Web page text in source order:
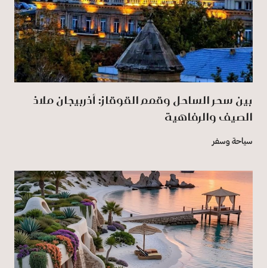
بين سحر الساحل وقمم القوقاز: أذربيجان ملاذ
الصيف والرفاهية
سياحة وسفر